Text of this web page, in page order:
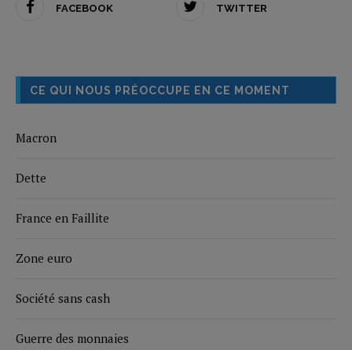
FACEBOOK TWITTER
CE QUI NOUS PRÉOCCUPE EN CE MOMENT
Macron
Dette
France en Faillite
Zone euro
Société sans cash
Guerre des monnaies